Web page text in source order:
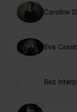
Caroline
Eva
Bez